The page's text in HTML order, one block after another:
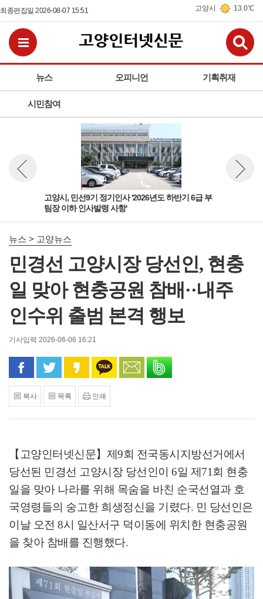
최종편집일 2026-08-07 15:51 고양시 13.0℃
뉴스 오피니언 기획취재
시민참여
전체메뉴보기
고양시, 민선9기 정기인사 '2026년도 하반기 6급 부
팀장 이하 인사발령 사항'
뉴스 이전보기
뉴스 > 고양뉴스
민경선 고양시장 당선인, 현충
일 맞아 현충공원 참배··내주
인수위 출범 본격 행보
기사입력 2026-06-06 16:21
페이스북으로 공유
트위터로 공유카카오 스토리로 공유
카카오톡으로 공유
문자로 공유
복사 목록 인쇄
【고양인터넷신문】 제 9회 전국동시지방선거에서
당선된 민경선 고양시장 당선인이 6일 제 71회 현충
일을 맞아 나라를 위해 목숨을 바친 순국선열과 호
국영령들의 숭고한 희생정신을 기렸다. 민 당선인은
이날 오전 8시 일산서구 덕이동에 위치한 현충공원
을 찾아 참배를 진행했다.